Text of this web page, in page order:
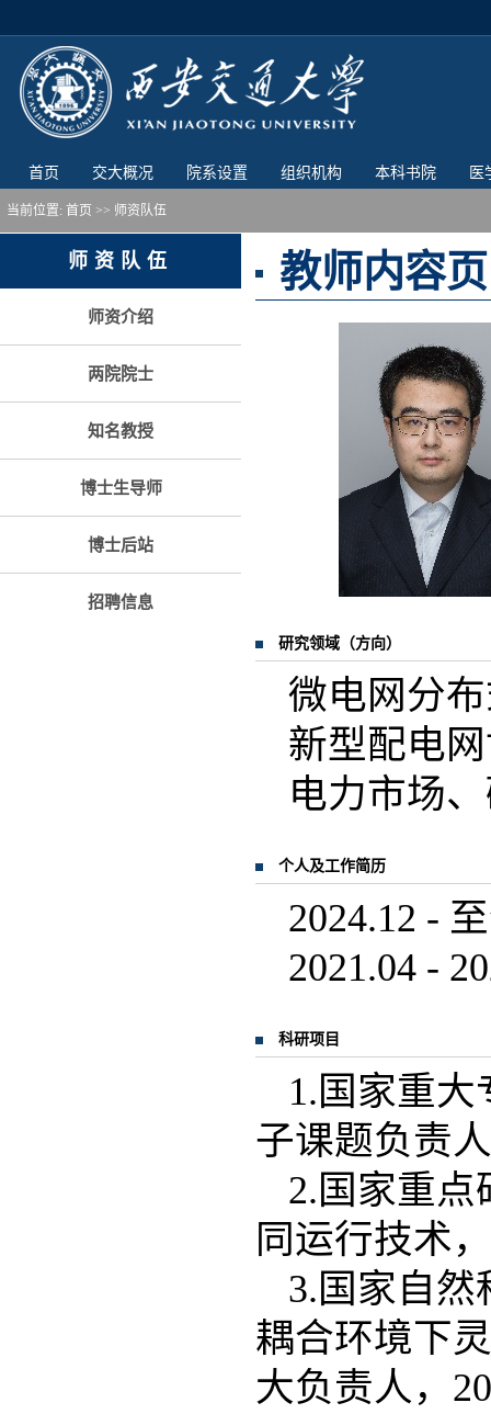
首页 交大概况 院系设置 组织机构 本科书院 医
当前位置: 首页 >> 师资队伍
师资队伍
师资介绍
两院院士
知名教授
博士生导师
博士后站
招聘信息
教师内容页
研究领域（方向）
微电网分
新型配电
电力市场
个人及工作简历
2024.12 -
2021.04 -
科研项目
1.国家重
子课题负责
2.国家重
同运行技术
3.国家自
耦合环境下
大负责人，